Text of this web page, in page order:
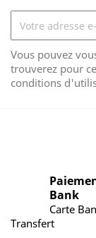
Vous pouvez
trouverez pour
conditions
Bank
Carte
Transfert